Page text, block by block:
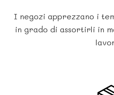
I negozi apprezzano i
in grado di assortirli in